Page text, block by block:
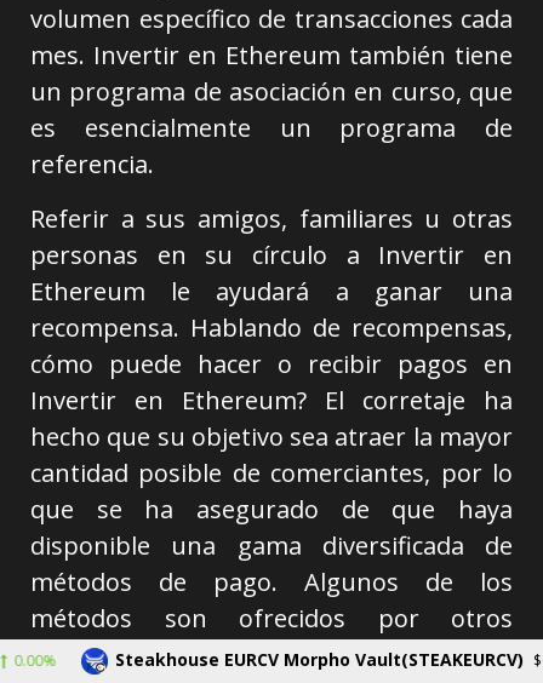
volumen específico de transacciones cada
mes. Invertir en Ethereum también tiene
un programa de asociación en curso, que
es esencialmente un programa de
referencia.
Referir a sus amigos, familiares u otras
personas en su círculo a Invertir en
Ethereum le ayudará a ganar una
recompensa. Hablando de recompensas,
cómo puede hacer o recibir pagos en
Invertir en Ethereum? El corretaje ha
hecho que su objetivo sea atraer la mayor
cantidad posible de comerciantes, por lo
que se ha asegurado de que haya
disponible una gama diversificada de
métodos de pago. Algunos de los
métodos son ofrecidos por otros
corredores, como las transferencias
Steakhouse EURCV Morpho Vault(STEAKEURCV) $0.000000